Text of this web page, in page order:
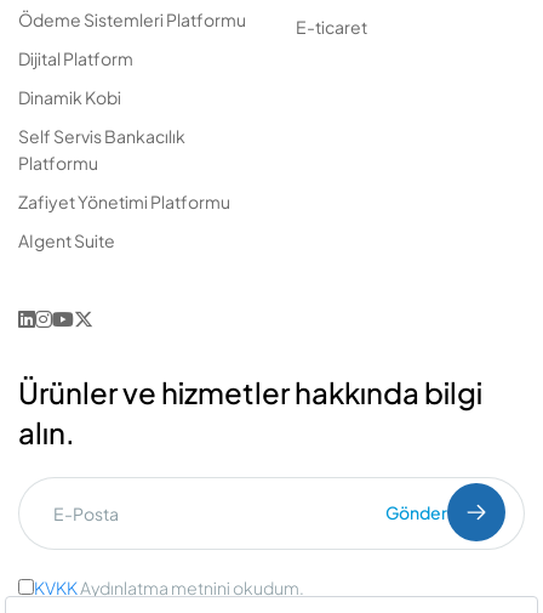
Ödeme Sistemleri Platformu
Dijital Platform
Dinamik Kobi
Self Servis Bankacılık
Platformu
Zafiyet Yönetimi Platformu
AIgent Suite
E-ticaret
Ürünler ve hizmetler hakkında bilgi
alın.
Gönder
KVKKAydınlatma metnini okudum.